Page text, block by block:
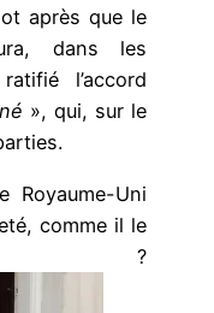
après que le
dans les
l’accord
», qui, sur le
Royaume-Uni
comme il le
?